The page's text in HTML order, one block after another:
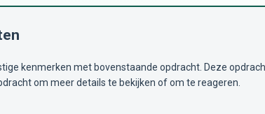
kenmerken met bovenstaande opdracht. Deze
om meer details te bekijken of om te reageren.